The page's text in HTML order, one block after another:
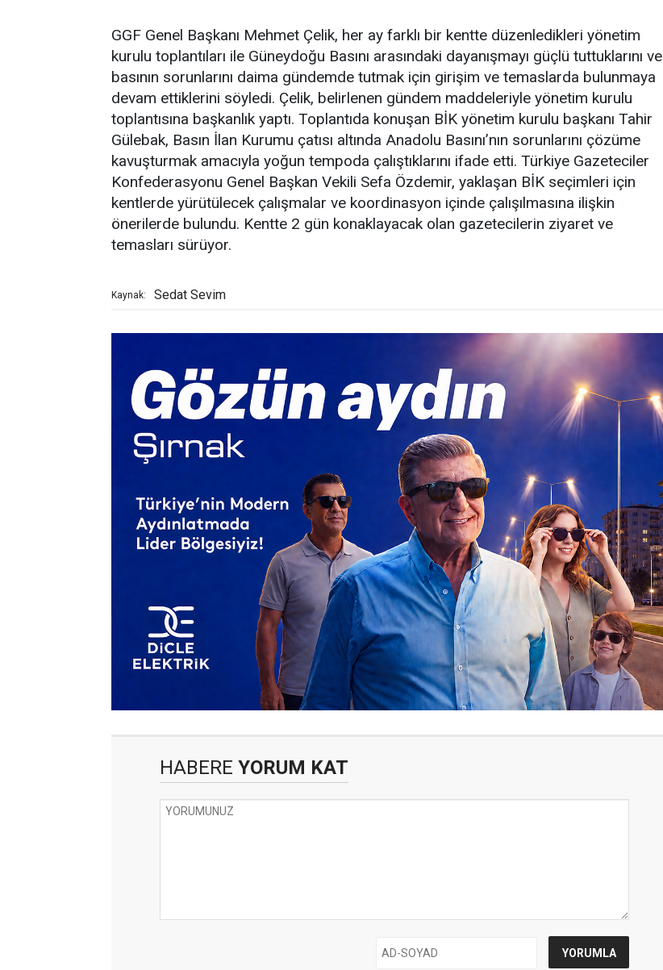
GGF Genel Başkanı Mehmet Çelik, her ay farklı bir kentte düzenledikleri yönetim
kurulu toplantıları ile Güneydoğu Basını arasındaki dayanışmayı güçlü tuttuklarını ve
basının sorunlarını daima gündemde tutmak için girişim ve temaslarda bulunmaya
devam ettiklerini söyledi. Çelik, belirlenen gündem maddeleriyle yönetim kurulu
toplantısına başkanlık yaptı. Toplantıda konuşan BİK yönetim kurulu başkanı Tahir
Gülebak, Basın İlan Kurumu çatısı altında Anadolu Basını’nın sorunlarını çözüme
kavuşturmak amacıyla yoğun tempoda çalıştıklarını ifade etti. Türkiye Gazeteciler
Konfederasyonu Genel Başkan Vekili Sefa Özdemir, yaklaşan BİK seçimleri için
kentlerde yürütülecek çalışmalar ve koordinasyon içinde çalışılmasına ilişkin
önerilerde bulundu. Kentte 2 gün konaklayacak olan gazetecilerin ziyaret ve
temasları sürüyor.
Kaynak: Sedat Sevim
HABERE YORUM KAT